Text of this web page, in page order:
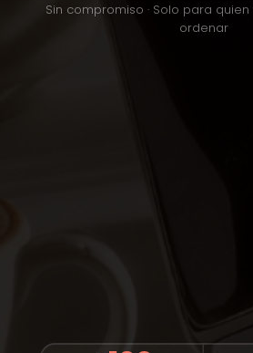
Sin compromiso · Solo para
ordenar